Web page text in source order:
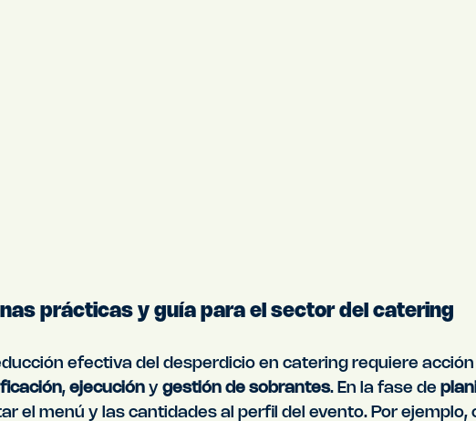
prácticas y guía para el sector del catering
efectiva del desperdicio en catering requiere
, ejecución y gestión de sobrantes. En la fase de
el menú y las cantidades al perfil del evento. Por